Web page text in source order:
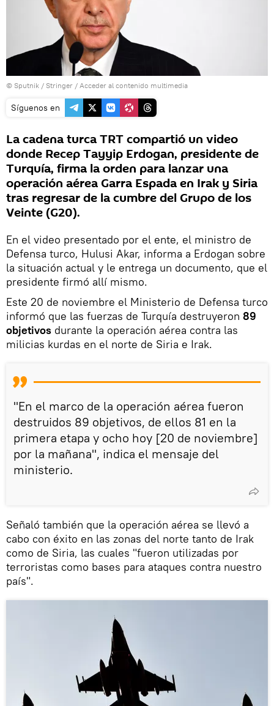
© Sputnik / Stringer / Acceder al contenido multimedia
Síguenos en
La cadena turca TRT compartió un video
donde Recep Tayyip Erdogan, presidente de
Turquía, firma la orden para lanzar una
operación aérea Garra Espada en Irak y Siria
tras regresar de la cumbre del Grupo de los
Veinte (G20).
En el video presentado por el ente, el ministro de
Defensa turco, Hulusi Akar, informa a Erdogan sobre
la situación actual y le entrega un documento, que el
presidente firmó allí mismo.
Este 20 de noviembre el Ministerio de Defensa turco
informó que las fuerzas de Turquía destruyeron 89
objetivos durante la operación aérea contra las
milicias kurdas en el norte de Siria e Irak.
"En el marco de la operación aérea fueron
destruidos 89 objetivos, de ellos 81 en la
primera etapa y ocho hoy [20 de noviembre]
por la mañana", indica el mensaje del
ministerio.
Señaló también que la operación aérea se llevó a
cabo con éxito en las zonas del norte tanto de Irak
como de Siria, las cuales "fueron utilizadas por
terroristas como bases para ataques contra nuestro
país".